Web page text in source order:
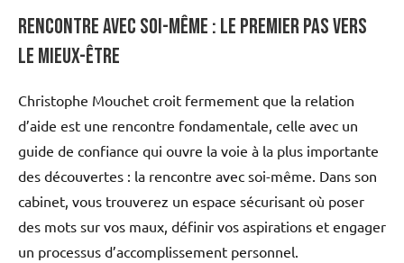
Rencontre avec soi-même : le premier pas vers
le mieux-être
Christophe Mouchet croit fermement que la relation
d’aide est une rencontre fondamentale, celle avec un
guide de confiance qui ouvre la voie à la plus importante
des découvertes : la rencontre avec soi-même. Dans son
cabinet, vous trouverez un espace sécurisant où poser
des mots sur vos maux, définir vos aspirations et engager
un processus d’accomplissement personnel.